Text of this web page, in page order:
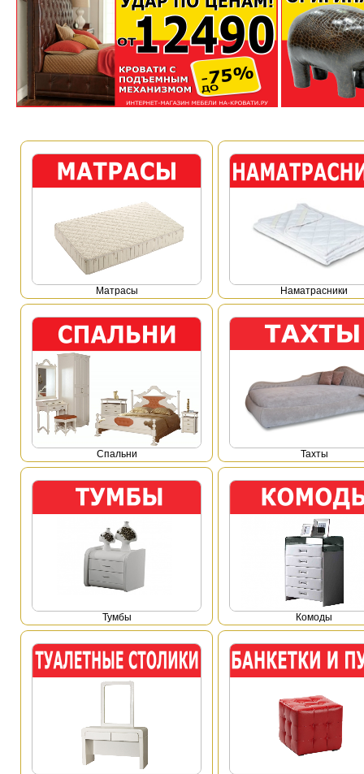
Mатрасы Наматрасники
Спальни Тахты
Тумбы Комоды